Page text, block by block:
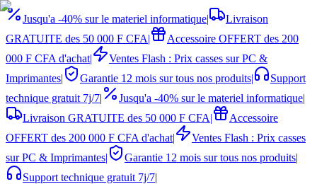
Jusqu'a -40% sur le materiel informatique|
Livraison
GRATUITE des 50 000 F CFA|
Accessoire OFFERT des 200
000 F CFA d'achat|
Ventes Flash : Prix casses sur PC &
Imprimantes| Garantie 12 mois sur tous nos produits|
Support
technique gratuit 7j/7| Jusqu'a -40% sur le materiel informatique|
Livraison GRATUITE des 50 000 F CFA|
Accessoire
OFFERT des 200 000 F CFA d'achat|
Ventes Flash : Prix casses
sur PC & Imprimantes| Garantie 12 mois sur tous nos produits|
Support technique gratuit 7j/7|